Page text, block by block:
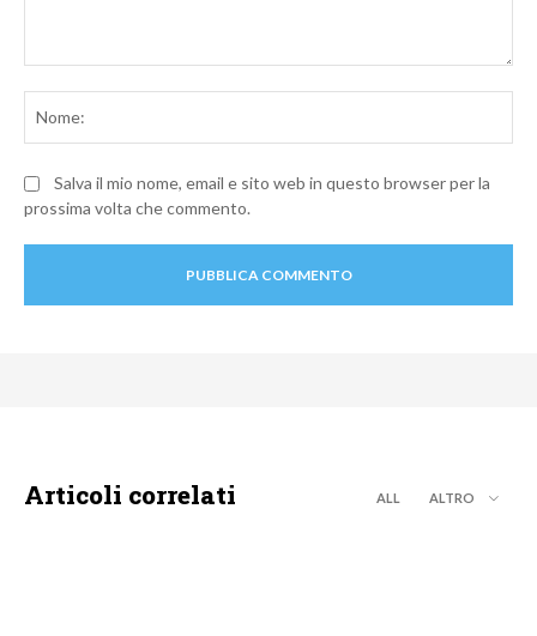
Salva il mio nome, email e sito web in questo browser per la
prossima volta che commento.
Articoli correlati ALL ALTRO